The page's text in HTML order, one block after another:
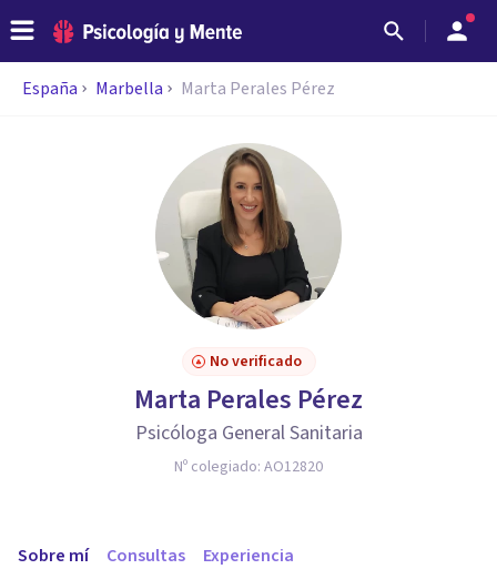
España Marbella Marta Perales Pérez
No verificado
Marta Perales Pérez
Psicóloga General Sanitaria
Nº colegiado: AO12820
Sobre mí Consultas Experiencia